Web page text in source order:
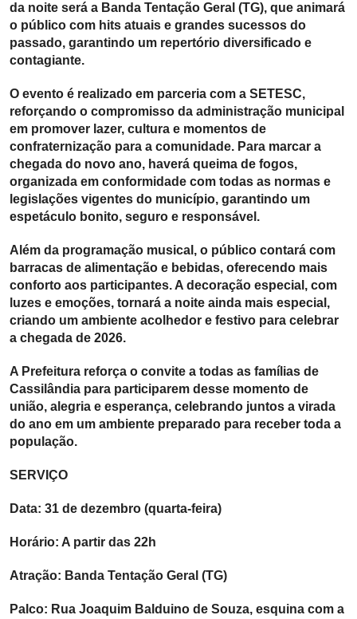
da noite será a Banda Tentação Geral (TG), que animará
o público com hits atuais e grandes sucessos do
passado, garantindo um repertório diversificado e
contagiante.
O evento é realizado em parceria com a SETESC,
reforçando o compromisso da administração municipal
em promover lazer, cultura e momentos de
confraternização para a comunidade. Para marcar a
chegada do novo ano, haverá queima de fogos,
organizada em conformidade com todas as normas e
legislações vigentes do município, garantindo um
espetáculo bonito, seguro e responsável.
Além da programação musical, o público contará com
barracas de alimentação e bebidas, oferecendo mais
conforto aos participantes. A decoração especial, com
luzes e emoções, tornará a noite ainda mais especial,
criando um ambiente acolhedor e festivo para celebrar
a chegada de 2026.
A Prefeitura reforça o convite a todas as famílias de
Cassilândia para participarem desse momento de
união, alegria e esperança, celebrando juntos a virada
do ano em um ambiente preparado para receber toda a
população.
SERVIÇO
Data: 31 de dezembro (quarta-feira)
Horário: A partir das 22h
Atração: Banda Tentação Geral (TG)
Palco: Rua Joaquim Balduino de Souza, esquina com a